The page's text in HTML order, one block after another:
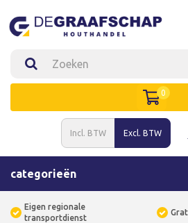
Incl. BTW Excl. BTW
0
categorieën
Eigen regionale
transportdienst